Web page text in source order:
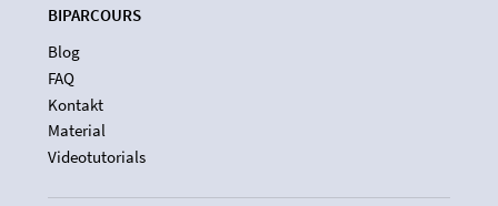
BIPARCOURS
Blog
FAQ
Kontakt
Material
Videotutorials